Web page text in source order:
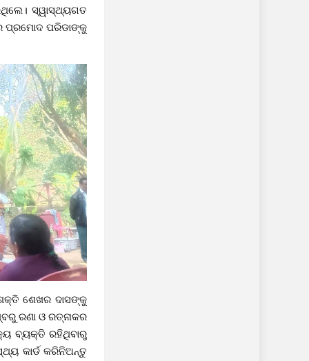
ସ୍ୱାସ୍ଥ୍ୟଗତ
ପ୍ରମୋଦ ପରିଡାଙ୍କୁ
ଶେଖର ଦାସଙ୍କୁ
ରଣା ଓ ରତ୍ନାକର
ବ୍ୟକ୍ତି ରହିଥିବାରୁ
କାର୍ଡ କରିନିଅନ୍ତୁ